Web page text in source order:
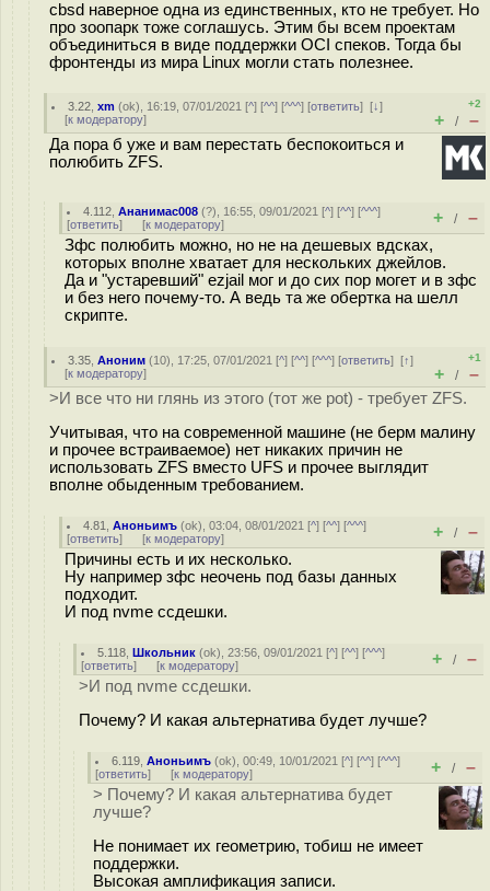
cbsd наверное одна из единственных, кто не требует. Но
про зоопарк тоже соглашусь. Этим бы всем проектам
объединиться в виде поддержки OCI спеков. Тогда бы
фронтенды из мира Linux могли стать полезнее.
3.22 ,xm (ok), 16:19, 07/01/2021 [^] [^^] [^^^] [ответить][↓]
[к модератору]
+2
+ / –
Да пора б уже и вам перестать беспокоиться и
полюбить ZFS.
4.112 ,Ананимас008 (?), 16:55, 09/01/2021 [^] [^^] [^^^]
[ответить] [к модератору] + / –
Зфс полюбить можно, но не на дешевых вдсках,
которых вполне хватает для нескольких джейлов.
Да и "устаревший" ezjail мог и до сих пор могет и в зфс
и без него почему-то. А ведь та же обертка на шелл
скрипте.
3.35 ,Аноним (10), 17:25, 07/01/2021 [^] [^^] [^^^] [ответить][↑]
[к модератору]
+1
+ / –
>И все что ни глянь из этого (тот же pot) - требует ZFS.
Учитывая, что на современной машине (не берм малину
и прочее встраиваемое) нет никаких причин не
использовать ZFS вместо UFS и прочее выглядит
вполне обыденным требованием.
4.81 ,Аноньимъ (ok), 03:04, 08/01/2021 [^] [^^] [^^^]
[ответить] [к модератору] + / –
Причины есть и их несколько.
Ну например зфс неочень под базы данных
подходит.
И под nvme ссдешки.
5.118 ,Школьник (ok), 23:56, 09/01/2021 [^] [^^] [^^^]
[ответить] [к модератору] + / –
>И под nvme ссдешки.
Почему? И какая альтернатива будет лучше?
6.119 ,Аноньимъ (ok), 00:49, 10/01/2021 [^] [^^] [^^^]
[ответить] [к модератору] + / –
> Почему? И какая альтернатива будет
лучше?
Не понимает их геометрию, тобиш не имеет
поддержки.
Высокая амплификация записи.